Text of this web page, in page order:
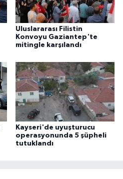
Uluslararası Filistin
Konvoyu Gaziantep'te
mitingle karşılandı
Kayseri'de uyuşturucu
operasyonunda 5 şüpheli
tutuklandı